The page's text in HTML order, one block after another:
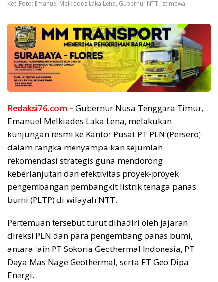
Ket. Foto: Emanuel Melkiades Laka Lena, Gubernur NTT. Istimewa
Redaksi76.com – Gubernur Nusa Tenggara Timur,
Emanuel Melkiades Laka Lena, melakukan
kunjungan resmi ke Kantor Pusat PT PLN (Persero)
dalam rangka menyampaikan sejumlah
rekomendasi strategis guna mendorong
keberlanjutan dan efektivitas proyek-proyek
pengembangan pembangkit listrik tenaga panas
bumi (PLTP) di wilayah NTT.
Pertemuan tersebut turut dihadiri oleh jajaran
direksi PLN dan para pengembang panas bumi,
antara lain PT Sokoria Geothermal Indonesia, PT
Daya Mas Nage Geothermal, serta PT Geo Dipa
Energi.